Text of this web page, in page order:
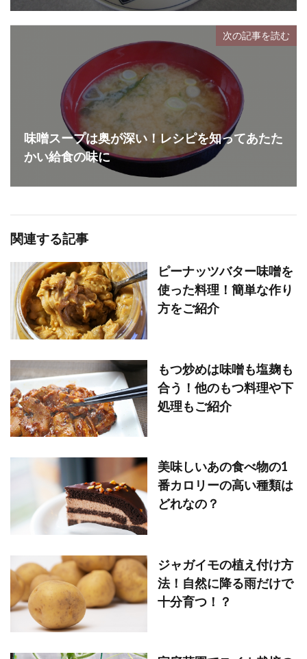
次の記事を読む
味噌スープは奥が深い！レシピを知ってあたた
かい給食の味に
関連する記事
ピーナッツバター味噌を
使った料理！簡単な作り
方をご紹介
もつ炒めは味噌も塩麹も
合う！他のもつ料理や下
処理もご紹介
美味しいあの食べ物の1
番カロリーの高い種類は
どれなの？
ジャガイモの植え付け方
法！自然に降る雨だけで
十分育つ！？